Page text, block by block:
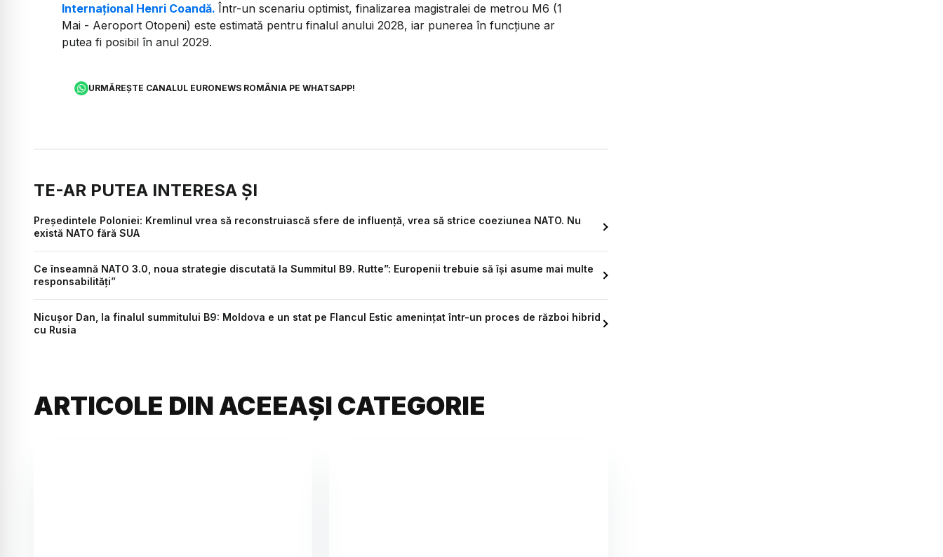
Internațional Henri Coandă. Într-un scenariu optimist, finalizarea magistralei de metrou M6 (1
Mai - Aeroport Otopeni) este estimată pentru finalul anului 2028, iar punerea în funcțiune ar
putea fi posibil în anul 2029.
URMĂREȘTE CANALUL EURONEWS ROMÂNIA PE WHATSAPP!
TE-AR PUTEA INTERESA ȘI
Președintele Poloniei: Kremlinul vrea să reconstruiască sfere de influență, vrea să strice coeziunea NATO. Nu
există NATO fără SUA
Ce înseamnă NATO 3.0, noua strategie discutată la Summitul B9. Rutte”: Europenii trebuie să își asume mai multe
responsabilități”
Nicușor Dan, la finalul summitului B9: Moldova e un stat pe Flancul Estic amenințat într-un proces de război hibrid
cu Rusia
ARTICOLE DIN ACEEAȘI CATEGORIE